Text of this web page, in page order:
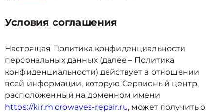
Условия соглашения
Настоящая Политика конфиденциальности
персональных данных (далее – Политика
конфиденциальности) действует в отношении
всей информации, которую Сервисный центр,
расположенный на доменном имени
https://kir.microwaves-repair.ru, может получить о